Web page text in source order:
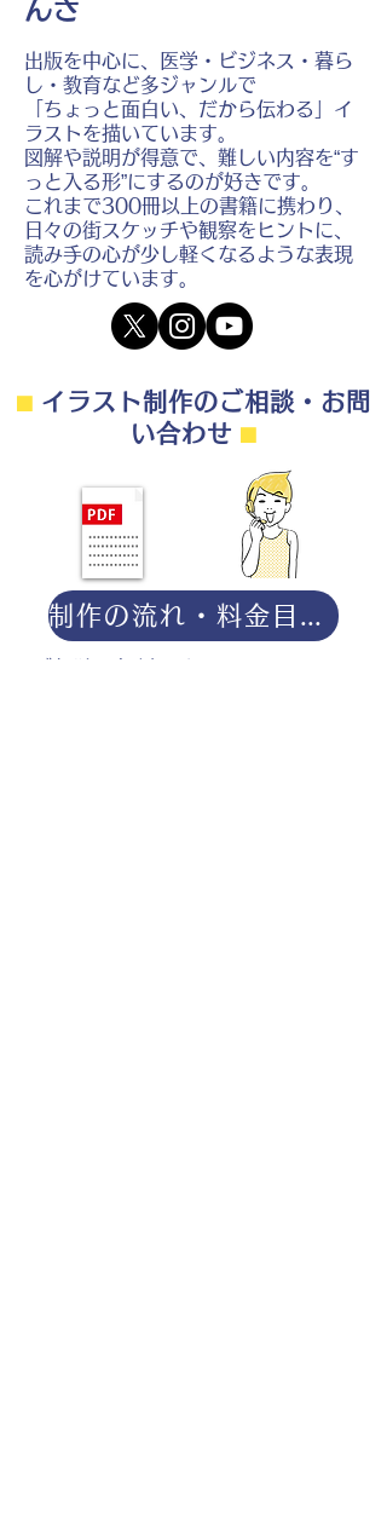
んさ
出版を中心に、医学・ビジネス・暮ら
し・教育など多ジャンルで
「ちょっと面白い、だから伝わる」イ
ラストを描いています。
図解や説明が得意で、難しい内容を“す
っと入る形”にするのが好きです。
これまで300冊以上の書籍に携わり、
日々の街スケッチや観察をヒントに、
読み手の心が少し軽くなるような表現
を心がけています。
⬛︎イラスト制作のご相談・お問
い合わせ ⬛︎